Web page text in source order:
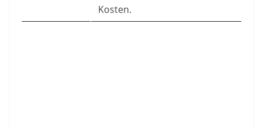
Kosten.